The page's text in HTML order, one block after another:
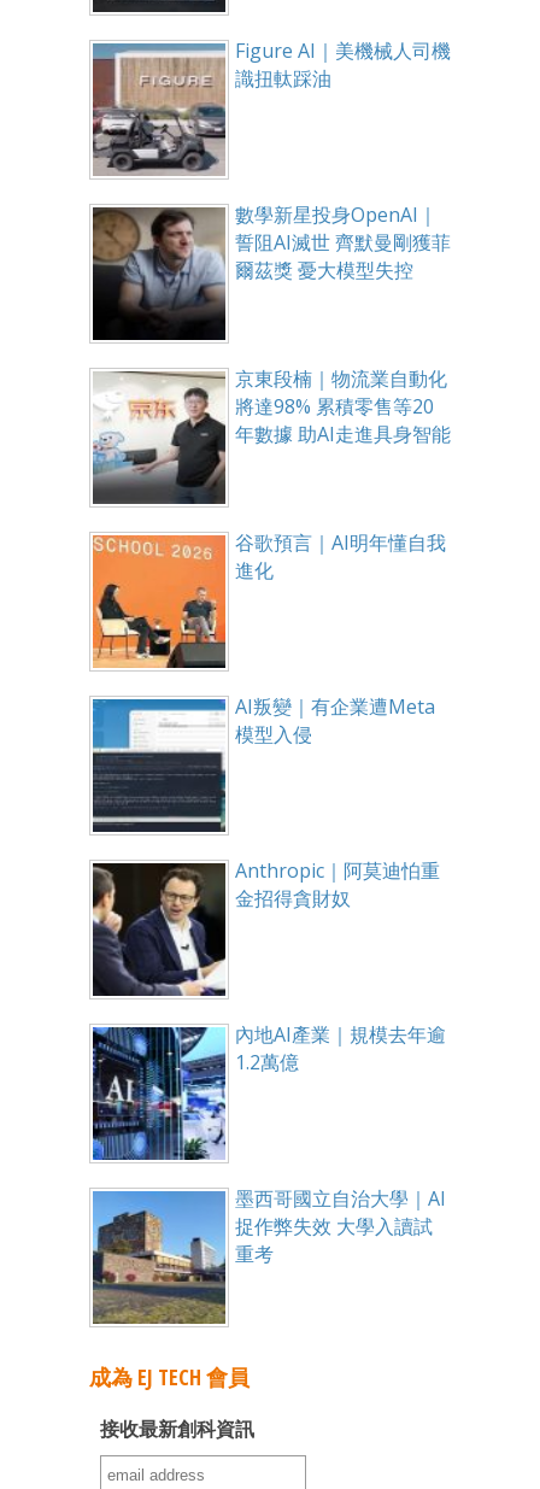
Figure AI｜美機械人司機
識扭軚踩油
數學新星投身OpenAI｜
誓阻AI滅世 齊默曼剛獲菲
爾茲獎 憂大模型失控
京東段楠｜物流業自動化
將達98% 累積零售等20
年數據 助AI走進具身智能
谷歌預言｜AI明年懂自我
進化
AI叛變｜有企業遭Meta
模型入侵
Anthropic｜阿莫迪怕重
金招得貪財奴
內地AI產業｜規模去年逾
1.2萬億
墨西哥國立自治大學｜AI
捉作弊失效 大學入讀試
重考
成為 EJ TECH 會員
接收最新創科資訊